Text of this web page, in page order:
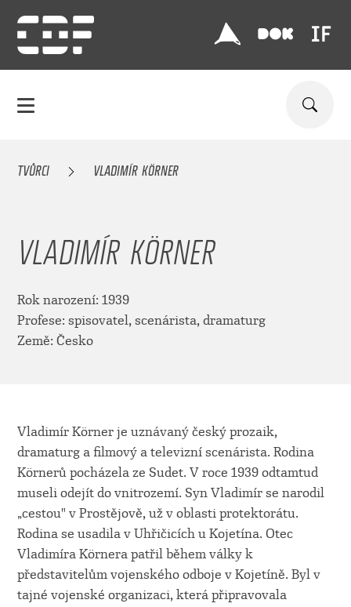
TVŮRCI VLADIMÍR KÖRNER
VLADIMÍR KÖRNER
Rok narození: 1939
Profese: spisovatel, scenárista, dramaturg
Země: Česko
Vladimír Körner je uznávaný český prozaik,
dramaturg a filmový a televizní scenárista. Rodina
Körnerů pocházela ze Sudet. V roce 1939 odtamtud
museli odejít do vnitrozemí. Syn Vladimír se narodil
„cestou" v Prostějově, už v oblasti protektorátu.
Rodina se usadila v Uhřičicích u Kojetína. Otec
Vladimíra Körnera patřil během války k
představitelům vojenského odboje v Kojetíně. Byl v
tajné vojenské organizaci, která připravovala